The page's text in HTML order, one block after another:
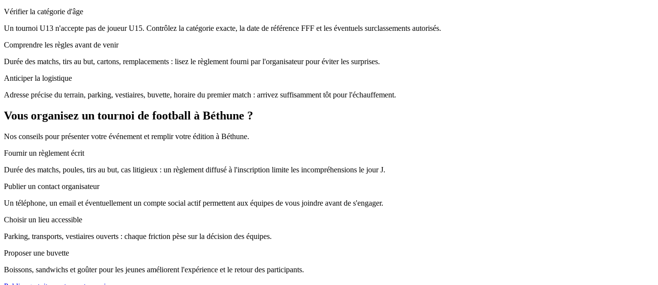
Vérifier la catégorie d'âge
Un tournoi U13 n'accepte pas de joueur U15. Contrôlez la catégorie exacte, la date de référence FFF et les éventuels surclassements autorisés.
Comprendre les règles avant de venir
Durée des matchs, tirs au but, cartons, remplacements : lisez le règlement fourni par l'organisateur pour éviter les surprises.
Anticiper la logistique
Adresse précise du terrain, parking, vestiaires, buvette, horaire du premier match : arrivez suffisamment tôt pour l'échauffement.
Vous organisez un tournoi de football à Béthune ?
Nos conseils pour présenter votre événement et remplir votre édition à Béthune.
Fournir un règlement écrit
Durée des matchs, poules, tirs au but, cas litigieux : un règlement diffusé à l'inscription limite les incompréhensions le jour J.
Publier un contact organisateur
Un téléphone, un email et éventuellement un compte social actif permettent aux équipes de vous joindre avant de s'engager.
Choisir un lieu accessible
Parking, transports, vestiaires ouverts : chaque friction pèse sur la décision des équipes.
Proposer une buvette
Boissons, sandwichs et goûter pour les jeunes améliorent l'expérience et le retour des participants.